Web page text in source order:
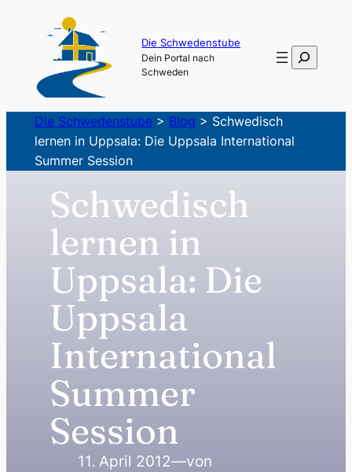
springen
Die Schwedenstube
Dein Portal nach
Schweden
Suchen
Die Schwedenstube> Blog > Schwedisch
lernen in Uppsala: Die Uppsala International
Summer Session
Schwedisch
lernen in
Uppsala: Die
Uppsala
International
Summer
Session
11. April 2012—von